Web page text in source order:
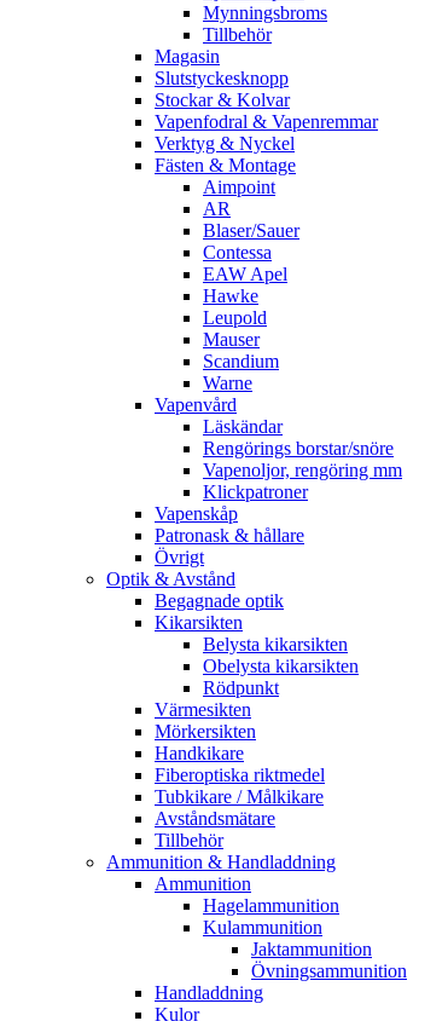
Mynningsbroms
Tillbehör
Magasin
Slutstyckesknopp
Stockar & Kolvar
Vapenfodral & Vapenremmar
Verktyg & Nyckel
Fästen & Montage
Aimpoint
AR
Blaser/Sauer
Contessa
EAW Apel
Hawke
Leupold
Mauser
Scandium
Warne
Vapenvård
Läskändar
Rengörings borstar/snöre
Vapenoljor, rengöring mm
Klickpatroner
Vapenskåp
Patronask & hållare
Övrigt
Optik & Avstånd
Begagnade optik
Kikarsikten
Belysta kikarsikten
Obelysta kikarsikten
Rödpunkt
Värmesikten
Mörkersikten
Handkikare
Fiberoptiska riktmedel
Tubkikare / Målkikare
Avståndsmätare
Tillbehör
Ammunition & Handladdning
Ammunition
Hagelammunition
Kulammunition
Jaktammunition
Övningsammunition
Handladdning
Kulor